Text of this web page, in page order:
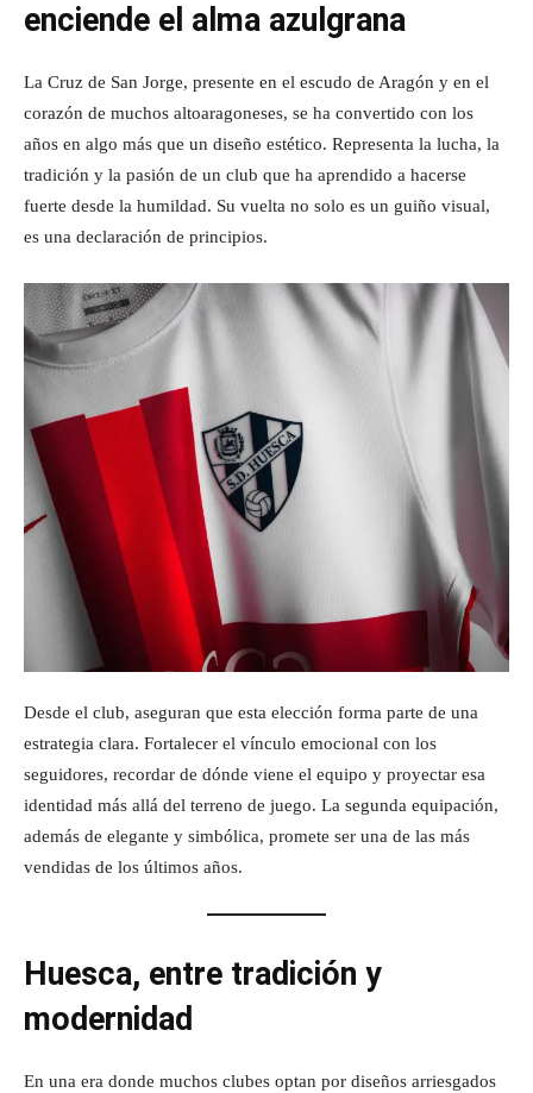
enciende el alma azulgrana
La Cruz de San Jorge, presente en el escudo de Aragón y en el
corazón de muchos altoaragoneses, se ha convertido con los
años en algo más que un diseño estético. Representa la lucha, la
tradición y la pasión de un club que ha aprendido a hacerse
fuerte desde la humildad. Su vuelta no solo es un guiño visual,
es una declaración de principios.
Desde el club, aseguran que esta elección forma parte de una
estrategia clara. Fortalecer el vínculo emocional con los
seguidores, recordar de dónde viene el equipo y proyectar esa
identidad más allá del terreno de juego. La segunda equipación,
además de elegante y simbólica, promete ser una de las más
vendidas de los últimos años.
Huesca, entre tradición y
modernidad
En una era donde muchos clubes optan por diseños arriesgados